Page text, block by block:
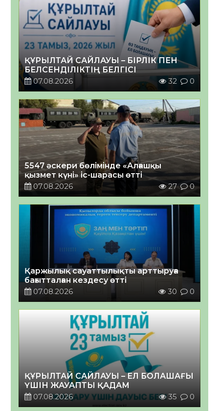
ҚҰРЫЛТАЙ САЙЛАУЫ – БІРЛІК ПЕН
БЕЛСЕНДІЛІКТІҢ БЕЛГІСІ
07.08.2026
32 0
5547 әскери бөлімінде «Алғашқы
қызмет күні» іс-шарасы өтті
07.08.2026
27 0
Қаржылық сауаттылықты арттыруға
бағытталған кездесу өтті
07.08.2026
30 0
ҚҰРЫЛТАЙ САЙЛАУЫ – ЕЛ БОЛАШАҒЫ
ҮШІН ЖАУАПТЫ ҚАДАМ
07.08.2026
35 0